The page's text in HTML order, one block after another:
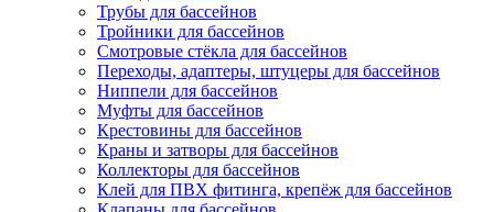
Трубы для бассейнов
Тройники для бассейнов
Смотровые стёкла для бассейнов
Переходы, адаптеры, штуцеры для бассейнов
Ниппели для бассейнов
Муфты для бассейнов
Крестовины для бассейнов
Краны и затворы для бассейнов
Коллекторы для бассейнов
Клей для ПВХ фитинга, крепёж для бассейнов